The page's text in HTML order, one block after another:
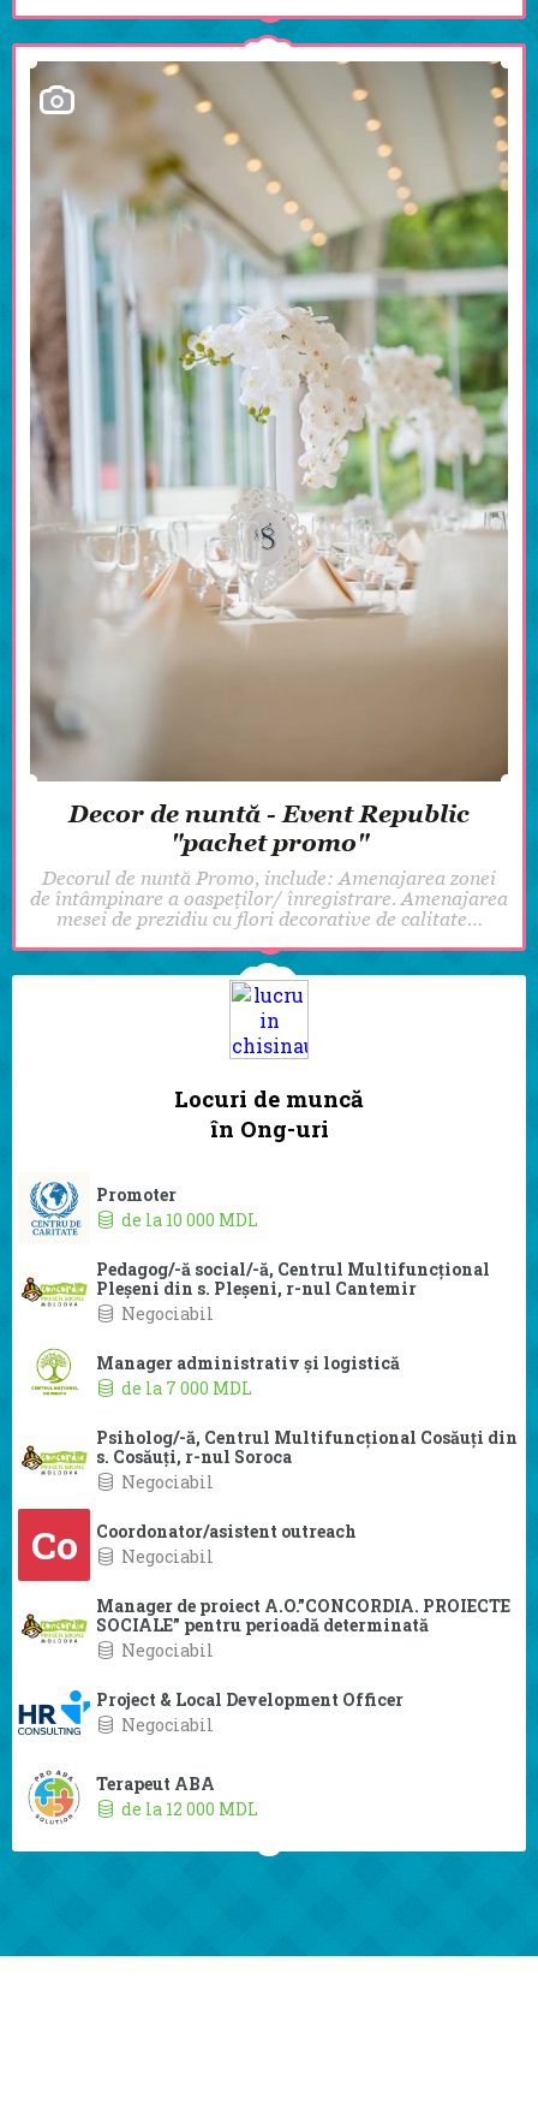
Decor de nuntă - Event Republic
"pachet promo"
Decorul de nuntă Promo, include: Amenajarea zonei
de întâmpinare a oaspeților/ înregistrare. Amenajarea
mesei de prezidiu cu flori decorative de calitate…